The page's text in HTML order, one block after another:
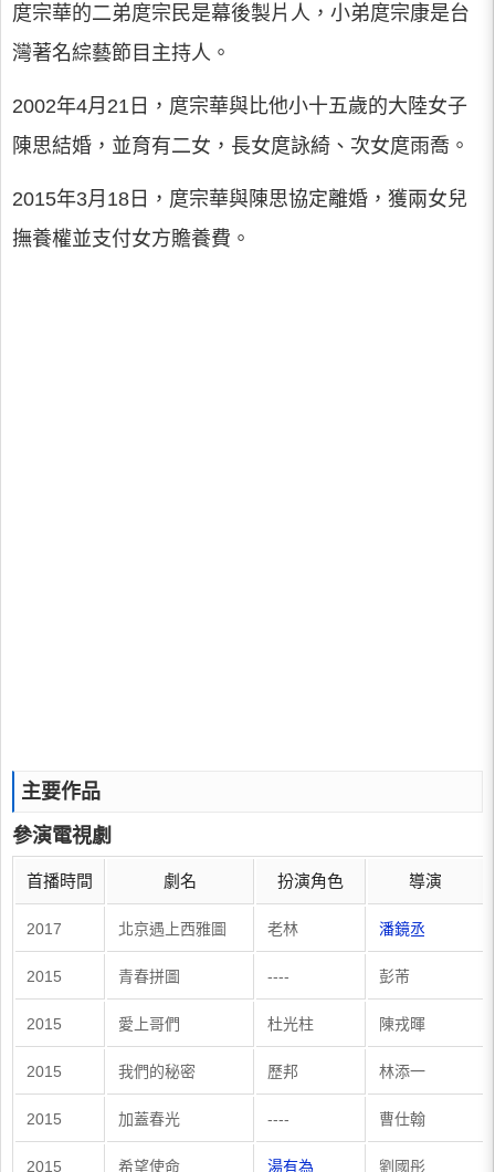
庹宗華的二弟庹宗民是幕後製片人，小弟庹宗康是台
灣著名綜藝節目主持人。
2002年4月21日，庹宗華與比他小十五歲的大陸女子
陳思結婚，並育有二女，長女庹詠綺、次女庹雨喬。
2015年3月18日，庹宗華與陳思協定離婚，獲兩女兒
撫養權並支付女方贍養費。
主要作品
參演電視劇
首播時間 劇名 扮演角色 導演
​​2017 北京遇上西雅圖 ​老林 潘鏡丞
2015 青春拼圖 ---- 彭芾
​2015 ​愛上哥們 ​杜光柱 ​陳戎暉
​2015 我們的秘密 ​歷邦 ​林添一
​2015 ​加蓋春光 ​---- ​曹仕翰
​2015 ​希望使命 湯有為 ​劉國彤